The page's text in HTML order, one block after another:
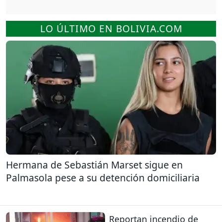
LO ÚLTIMO EN BOLIVIA.COM
Hermana de Sebastián Marset sigue en
Palmasola pese a su detención domiciliaria
Reportan incendio de